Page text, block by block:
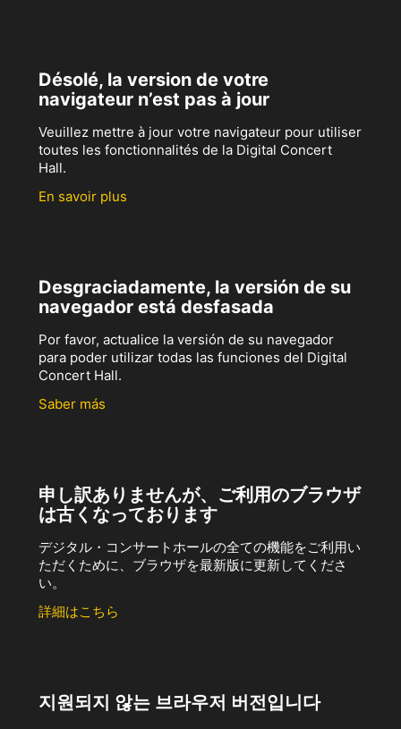
Désolé, la version de votre
navigateur n’est pas à jour
Veuillez mettre à jour votre navigateur pour utiliser
toutes les fonctionnalités de la Digital Concert
Hall.
En savoir plus
Desgraciadamente, la versión de su
navegador está desfasada
Por favor, actualice la versión de su navegador
para poder utilizar todas las funciones del Digital
Concert Hall.
Saber más
申し訳ありませんが、ご利用のブラウザ
は古くなっております
デジタル・コンサートホールの全ての機能をご利用い
ただくために、ブラウザを最新版に更新してくださ
い。
詳細はこちら
지원되지 않는 브라우저 버전입니다